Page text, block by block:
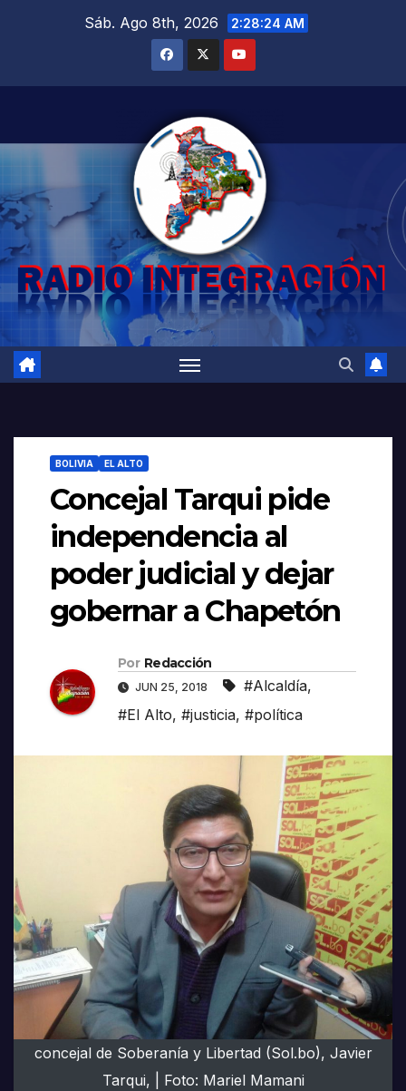
Sáb. Ago 8th, 2026 2:28:25 AM
BOLIVIA EL ALTO
Concejal Tarqui pide
independencia al
poder judicial y dejar
gobernar a Chapetón
Por Redacción
JUN 25, 2018 #Alcaldía,
#El Alto, #justicia, #política
concejal de Soberanía y Libertad (Sol.bo), Javier
Tarqui, | Foto: Mariel Mamani